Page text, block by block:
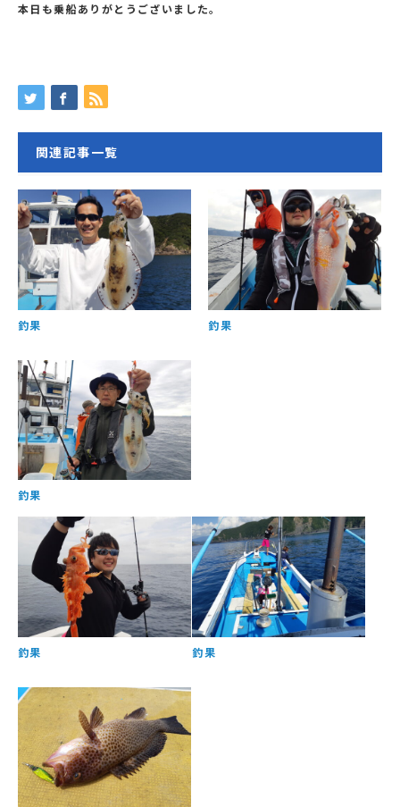
本日も乗船ありがとうございました。
関連記事一覧
釣果 釣果
釣果
釣果 釣果